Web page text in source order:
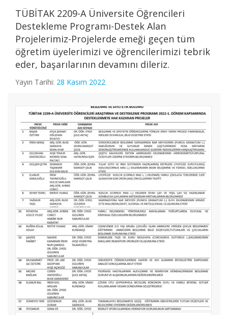
İçerikTÜBİTAK 2209-A Üniversite Öğrencileri
Destekleme Programı-Destek Alan
Projelerimiz-Projelerde emeği geçen tüm
öğretim üyelerimizi ve öğrencilerimizi tebrik
eder, başarılarının devamını dileriz.
Yayın Tarihi: 28 Kasım 2022